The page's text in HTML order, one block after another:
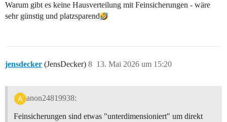
Warum gibt es keine Hausverteilung mit Feinsicherungen - wäre
sehr günstig und platzsparend​
jensdecker (JensDecker) 13. Mai 2026 um 15:20
8
anon24819938:
Feinsicherungen sind etwas "unterdimensioniert" um direkt